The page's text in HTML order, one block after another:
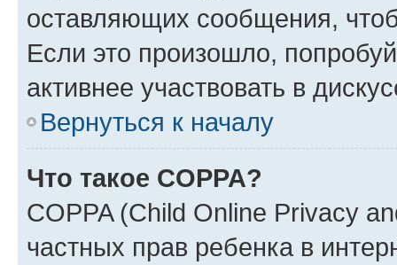
оставляющих сообщения,
Если это произошло,
активнее участвовать в
Вернуться к началу
Что такое COPPA?
COPPA (Child Online Privacy
частных прав ребенка в